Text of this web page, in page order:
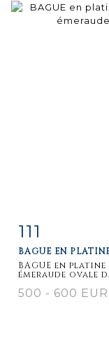
Item detail
111
BAGUE EN
BAGUE en
émeraude ovale
500 - 600 EUR